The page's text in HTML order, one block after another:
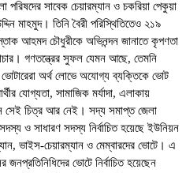
পরিষদের সাবেক চেয়ারম্যান ও চকরিয়া পেকুয়া
মাহমুদ। তিনি বৈরী পরিস্থিতিতেও ২১৯
আহমদ চৌধুরীকে অভিনন্দন জানাতে কৃপণতা
গণতন্ত্রের সুফল যেমন আছে, তেমনি
অর্থ লোভে অযোগ্য ব্যক্তিকে ভোট
যোগ্যতা, সামাজিক মর্যাদা, এলাকায়
সেই চিত্র আর নেই। সদ্য সমাপ্ত জেলা
সদস্য ও সাধারণ সদস্য নির্বাচিত হয়েছে ইউনিয়ন
ভাইস-চেয়ারম্যান ও মেম্বারদের ভোটে। এ
ভোটে নির্বাচিত হয়েছেন